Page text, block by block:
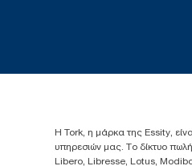
Η Tork, η μάρκα της Essity,
υπηρεσιών μας. Το δίκτυο
Libero, Libresse, Lotus,